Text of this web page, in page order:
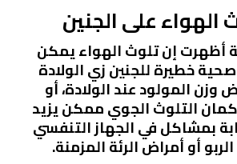
الهواء على الجنين
أظهرت إن تلوث الهواء يمكن
خطيرة للجنين زي الولادة
وزن المولود عند الولادة، أو
التلوث الجوي ممكن يزيد
بمشاكل في الجهاز التنفسي
أو أمراض الرئة المزمنة.